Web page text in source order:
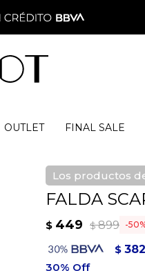
OUTLET FINAL SALE
Los productos
FALDA
$ 449 $899 50
$ 382